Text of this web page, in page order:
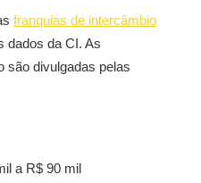
franquias de intercâmbio
dados da CI. As
são divulgadas pelas
a R$ 90 mil